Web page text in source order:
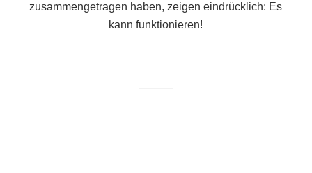
zusammengetragen haben, zeigen eindrücklich: Es
kann funktionieren!